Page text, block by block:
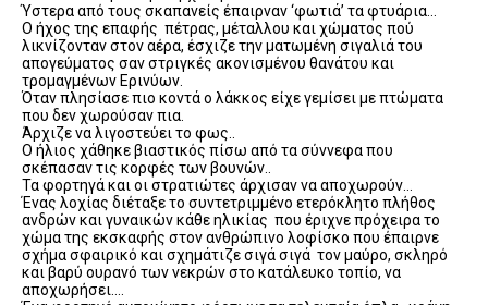
Ύστερα από τους σκαπανείς έπαιρναν ‘φωτιά’ τα φτυάρια…
Ο ήχος της επαφής πέτρας, μέταλλου και χώματος πού
λικνίζονταν στον αέρα, έσχιζε την ματωμένη σιγαλιά του
απογεύματος σαν στριγκές ακονισμένου θανάτου και
τρομαγμένων Ερινύων.
Όταν πλησίασε πιο κοντά ο λάκκος είχε γεμίσει με πτώματα
που δεν χωρούσαν πια.
Άρχιζε να λιγοστεύει το φως..
Ο ήλιος χάθηκε βιαστικός πίσω από τα σύννεφα που
σκέπασαν τις κορφές των βουνών..
Τα φορτηγά και οι στρατιώτες άρχισαν να αποχωρούν…
Ένας λοχίας διέταξε το συντετριμμένο ετερόκλητο πλήθος
ανδρών και γυναικών κάθε ηλικίας που έριχνε πρόχειρα το
χώμα της εκσκαφής στον ανθρώπινο λοφίσκο που έπαιρνε
σχήμα σφαιρικό και σχημάτιζε σιγά σιγά τον μαύρο, σκληρό
και βαρύ ουρανό των νεκρών στο κατάλευκο τοπίο, να
αποχωρήσει….